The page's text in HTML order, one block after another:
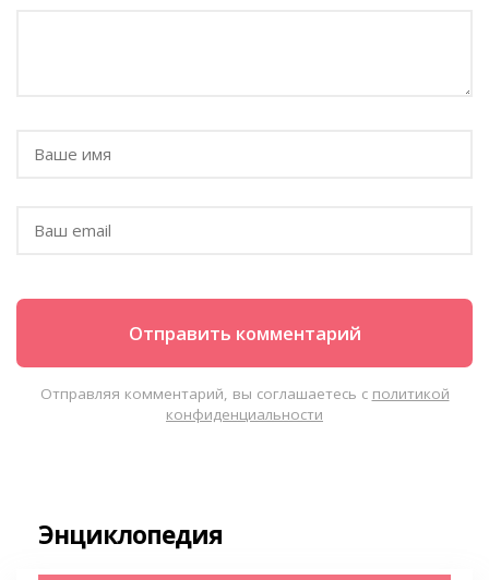
Отправляя комментарий, вы соглашаетесь с политикой
конфиденциальности
Энциклопедия